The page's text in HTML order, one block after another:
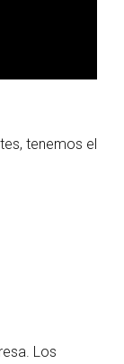
tenemos el
Los